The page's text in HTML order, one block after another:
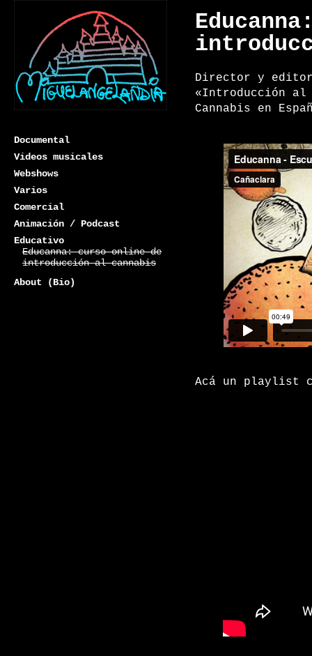
Miguelangelandia
Documental
Videos musicales
Webshows
Varios
Comercial
Animación / Podcast
Educativo
Educanna: curso online de
introducción al cannabis
About (Bio)
Director y
«Introducción al
Cannabis en
Acá un playlist